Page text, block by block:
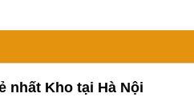
nhất Kho tại Hà Nội